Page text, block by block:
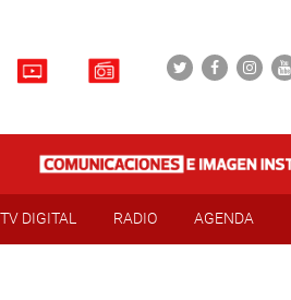
TV DIGITAL RADIO AGENDA